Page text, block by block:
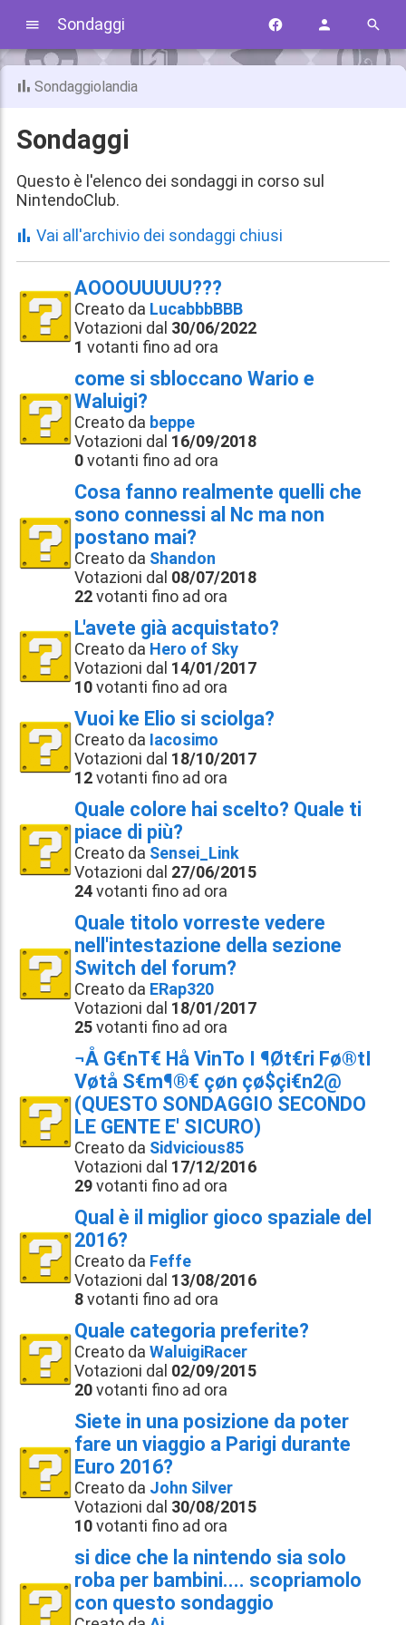
Sondaggi
Sondaggiolandia
Sondaggi
Questo è l'elenco dei sondaggi in corso sul
NintendoClub.
Vai all'archivio dei sondaggi chiusi
AOOOUUUUU???
Creato da LucabbbBBB
Votazioni dal 30/06/2022
1 votanti fino ad ora
come si sbloccano Wario e
Waluigi?
Creato da beppe
Votazioni dal 16/09/2018
0votanti fino ad ora
Cosa fanno realmente quelli che
sono connessi al Nc ma non
postano mai?
Creato da Shandon
Votazioni dal 08/07/2018
22votanti fino ad ora
L'avete già acquistato?
Creato da Hero of Sky
Votazioni dal 14/01/2017
10votanti fino ad ora
Vuoi ke Elio si sciolga?
Creato da Iacosimo
Votazioni dal 18/10/2017
12votanti fino ad ora
Quale colore hai scelto? Quale ti
piace di più?
Creato da Sensei_Link
Votazioni dal 27/06/2015
24votanti fino ad ora
Quale titolo vorreste vedere
nell'intestazione della sezione
Switch del forum?
Creato da ERap320
Votazioni dal 18/01/2017
25votanti fino ad ora
¬Å G€nT€ Hå VinTo I ¶Øt€ri Fø®tI
Vøtå S€m¶®€ çøn çø$çi€n2@
(QUESTO SONDAGGIO SECONDO
LE GENTE E' SICURO)
Creato da Sidvicious85
Votazioni dal 17/12/2016
29votanti fino ad ora
Qual è il miglior gioco spaziale del
2016?
Creato da Feffe
Votazioni dal 13/08/2016
8votanti fino ad ora
Quale categoria preferite?
Creato da WaluigiRacer
Votazioni dal 02/09/2015
20votanti fino ad ora
Siete in una posizione da poter
fare un viaggio a Parigi durante
Euro 2016?
Creato da John Silver
Votazioni dal 30/08/2015
10votanti fino ad ora
si dice che la nintendo sia solo
roba per bambini.... scopriamolo
con questo sondaggio